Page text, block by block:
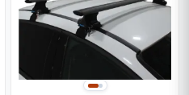
Montaj işlemi el